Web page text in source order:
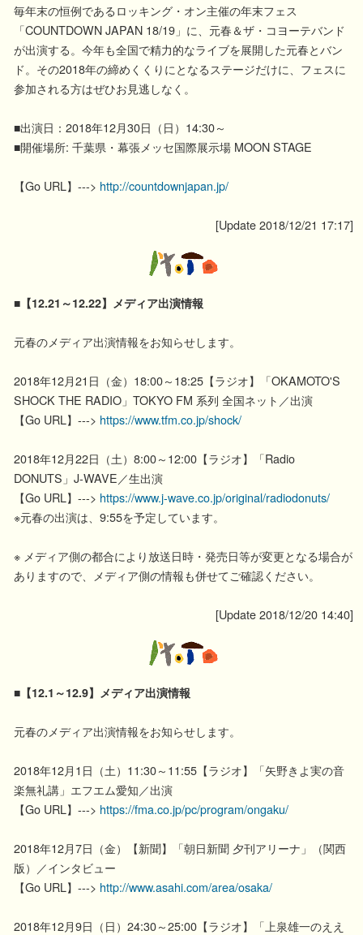
毎年末の恒例であるロッキング・オン主催の年末フェス
「COUNTDOWN JAPAN 18/19」に、元春＆ザ・コヨーテバンド
が出演する。今年も全国で精力的なライブを展開した元春とバン
ド。その2018年の締めくくりにとなるステージだけに、フェスに
参加される方はぜひお見逃しなく。
■出演日：2018年12月30日（日）14:30～
■開催場所: 千葉県・幕張メッセ国際展示場 MOON STAGE
【Go URL】---> http://countdownjapan.jp/
[Update 2018/12/21 17:17]
■【12.21～12.22】メディア出演情報
元春のメディア出演情報をお知らせします。
2018年12月21日（金）18:00～18:25【ラジオ】「OKAMOTO'S
SHOCK THE RADIO」TOKYO FM 系列 全国ネット／出演
【Go URL】---> https://www.tfm.co.jp/shock/
2018年12月22日（土）8:00～12:00【ラジオ】「Radio
DONUTS」J-WAVE／生出演
【Go URL】---> https://www.j-wave.co.jp/original/radiodonuts/
※元春の出演は、9:55を予定しています。
※ メディア側の都合により放送日時・発売日等が変更となる場合が
ありますので、メディア側の情報も併せてご確認ください。
[Update 2018/12/20 14:40]
■【12.1～12.9】メディア出演情報
元春のメディア出演情報をお知らせします。
2018年12月1日（土）11:30～11:55【ラジオ】「矢野きよ実の音
楽無礼講」エフエム愛知／出演
【Go URL】---> https://fma.co.jp/pc/program/ongaku/
2018年12月7日（金）【新聞】「朝日新聞 夕刊アリーナ」（関西
版）／インタビュー
【Go URL】---> http://www.asahi.com/area/osaka/
2018年12月9日（日）24:30～25:00【ラジオ】「上泉雄一のええ